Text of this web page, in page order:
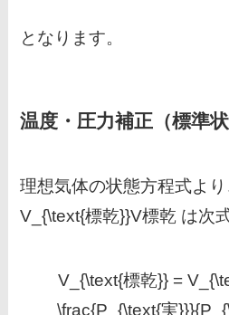
となります。
温度・圧力補正（標準状
理想気体の状態方程式よ
V_{\text{標乾}}V標乾​ は次
V_{\text{標乾}} =
\frac{P_{\text{実